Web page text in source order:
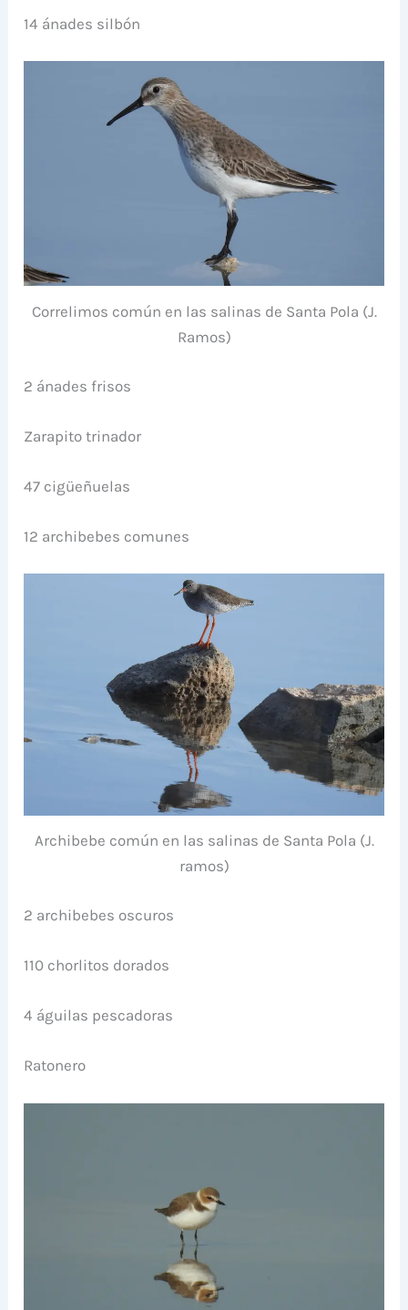
14 ánades silbón
Correlimos común en las salinas de Santa Pola (J.
Ramos)
2 ánades frisos
Zarapito trinador
47 cigüeñuelas
12 archibebes comunes
Archibebe común en las salinas de Santa Pola (J.
ramos)
2 archibebes oscuros
110 chorlitos dorados
4 águilas pescadoras
Ratonero